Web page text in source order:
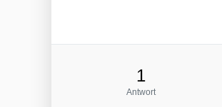
1
Antwort